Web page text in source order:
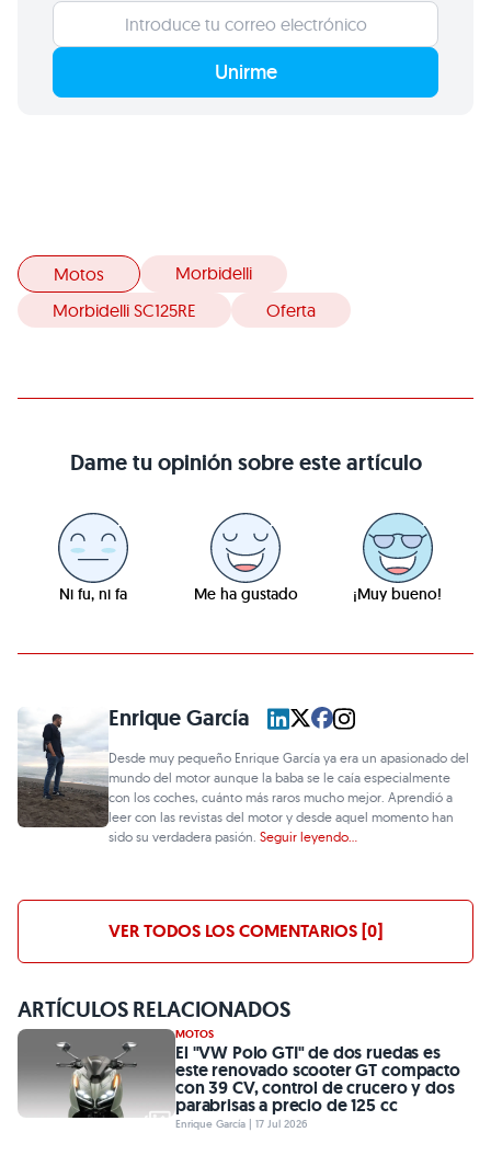
Unirme
Motos
Morbidelli
Morbidelli SC125RE
Oferta
Dame tu opinión sobre este artículo
Ni fu, ni fa Me ha gustado ¡Muy bueno!
Enrique García
Desde muy pequeño Enrique García ya era un apasionado del
mundo del motor aunque la baba se le caía especialmente
con los coches, cuánto más raros mucho mejor. Aprendió a
leer con las revistas del motor y desde aquel momento han
sido su verdadera pasión.Seguir leyendo...
VER TODOS LOS COMENTARIOS [0]
ARTÍCULOS RELACIONADOS
MOTOS
El "VW Polo GTI" de dos ruedas es
este renovado scooter GT compacto
con 39 CV, control de crucero y dos
parabrisas a precio de 125 cc
Enrique García | 17 Jul 2026